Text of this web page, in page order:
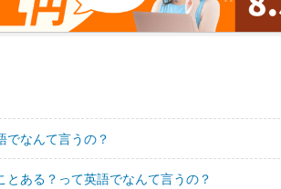
でなんて言うの？
ある？って英語でなんて言うの？